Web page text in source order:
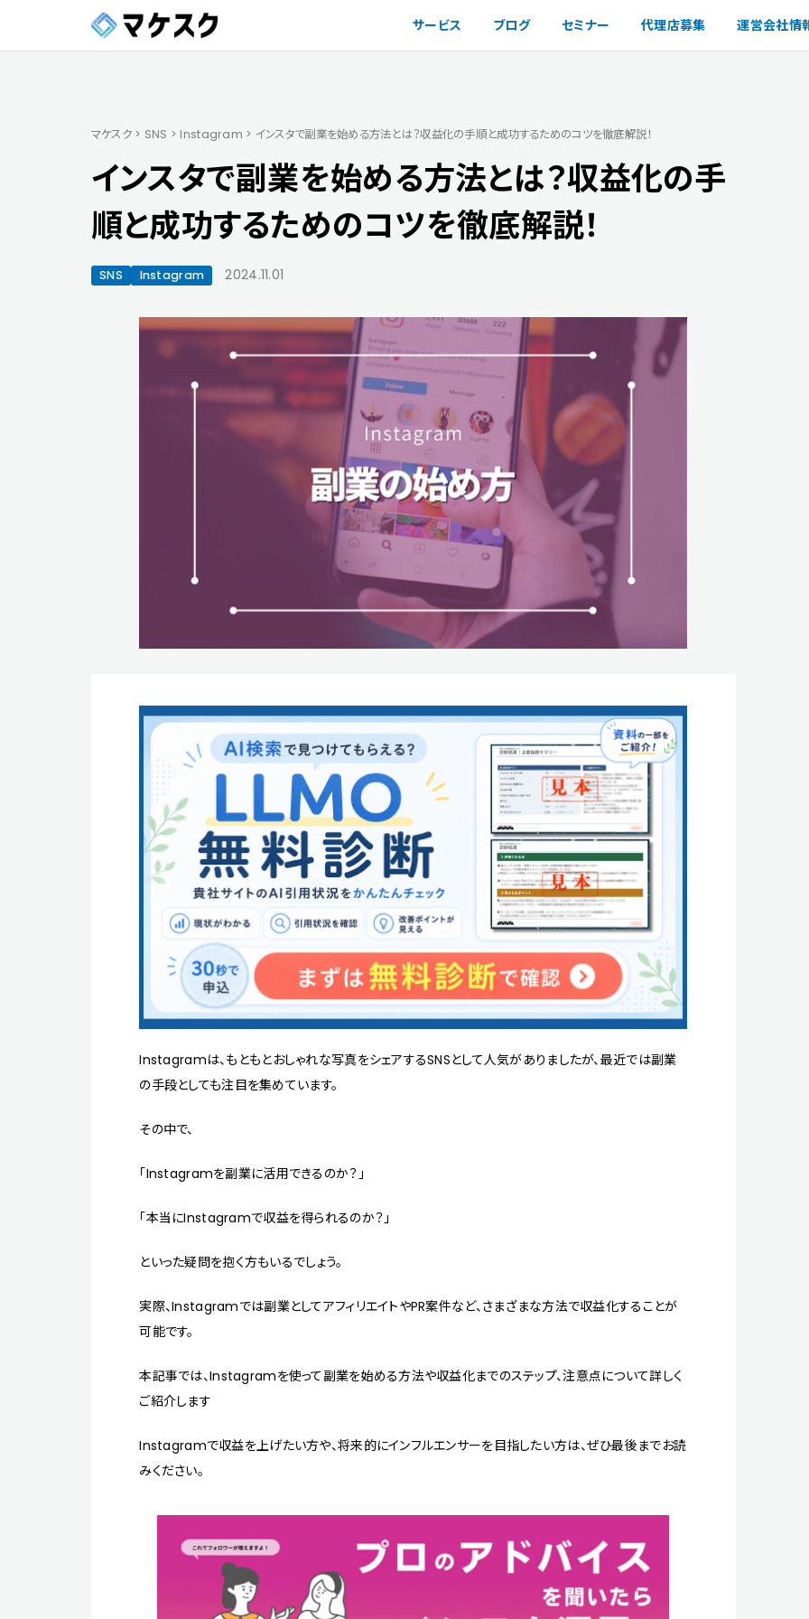
サービス ブログ セミナー 代理店募集 運営会社情
マケスク> SNS > Instagram > インスタで副業を始める方法とは？収益化の手順と成功するためのコツを徹底解説！
インスタで副業を始める方法とは？収益化の手
順と成功するためのコツを徹底解説！
SNS Instagram 2024.11.01
Instagramは、もともとおしゃれな写真をシェアするSNSとして人気がありましたが、最近では副業
の手段としても注目を集めています。
その中で、
「Instagramを副業に活用できるのか？」
「本当にInstagramで収益を得られるのか？」
といった疑問を抱く方もいるでしょう。
実際、Instagramでは副業としてアフィリエイトやPR案件など、さまざまな方法で収益化することが
可能です。
本記事では、Instagramを使って副業を始める方法や収益化までのステップ、注意点について詳しく
ご紹介します
Instagramで収益を上げたい方や、将来的にインフルエンサーを目指したい方は、ぜひ最後までお読
みください。